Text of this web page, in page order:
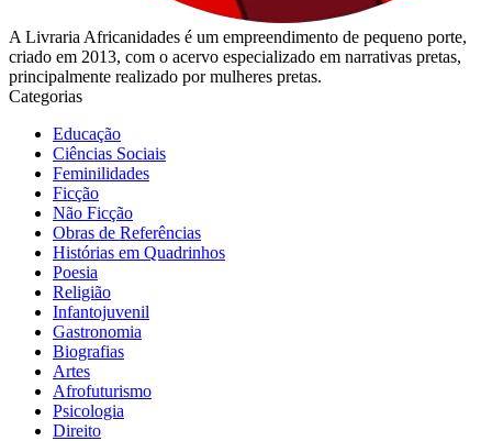
A Livraria Africanidades é um empreendimento de pequeno porte,
criado em 2013, com o acervo especializado em narrativas pretas,
principalmente realizado por mulheres pretas.
Categorias
Educação
Ciências Sociais
Feminilidades
Ficção
Não Ficção
Obras de Referências
Histórias em Quadrinhos
Poesia
Religião
Infantojuvenil
Gastronomia
Biografias
Artes
Afrofuturismo
Psicologia
Direito